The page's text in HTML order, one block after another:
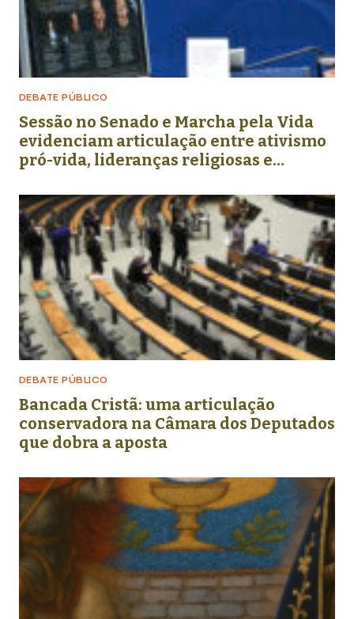
DEBATE PÚBLICO
Sessão no Senado e Marcha pela Vida
evidenciam articulação entre ativismo
pró-vida, lideranças religiosas e
DEBATE PÚBLICO
Bancada Cristã: uma articulação
conservadora na Câmara dos Deputados
que dobra a aposta